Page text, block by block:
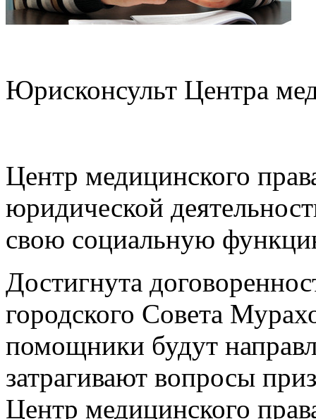
Юрисконсульт Центра
Центр медицинского
юридической
свою социальную
Достигнута
городского Совета
помощники будут
затрагивают вопросы
Центр медицинского